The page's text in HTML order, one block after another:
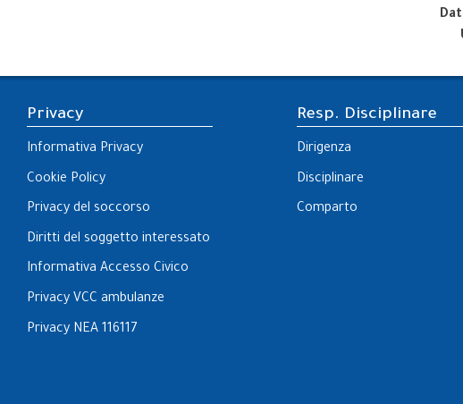
Privacy
Informativa Privacy
Cookie Policy
Privacy del soccorso
Diritti del soggetto interessato
Informativa Accesso Civico
Privacy VCC ambulanze
Privacy NEA 116117
Resp. Disciplinare
Dirigenza
Disciplinare
Comparto